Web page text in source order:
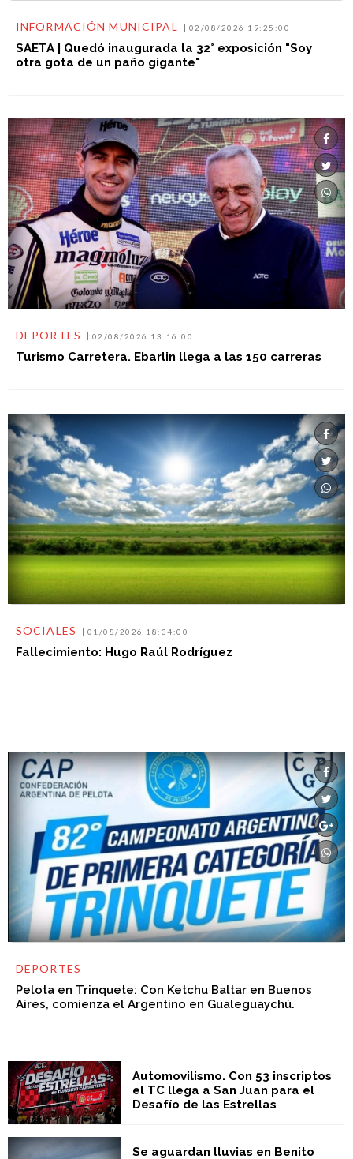
INFORMACIÓN MUNICIPAL 02/08/2026 19:25:00
SAETA | Quedó inaugurada la 32° exposición "Soy
otra gota de un paño gigante"
DEPORTES 02/08/2026 13:16:00
Turismo Carretera. Ebarlin llega a las 150 carreras
SOCIALES 01/08/2026 18:34:00
Fallecimiento: Hugo Raúl Rodríguez
DEPORTES
Pelota en Trinquete: Con Ketchu Baltar en Buenos
Aires, comienza el Argentino en Gualeguaychú.
Automovilismo. Con 53 inscriptos
el TC llega a San Juan para el
Desafío de las Estrellas
Se aguardan lluvias en Benito